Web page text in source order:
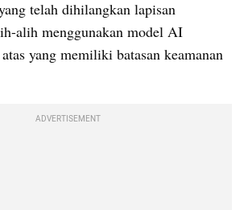
telah dihilangkan lapisan
alih menggunakan model AI
yang memiliki batasan keamanan
ADVERTISEMENT